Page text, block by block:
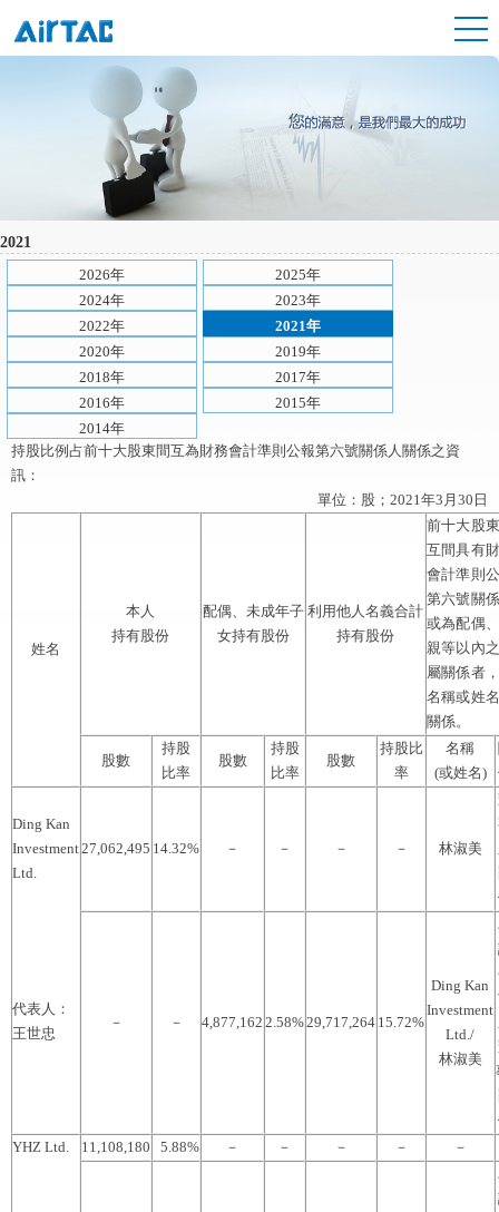
2021
2026年
2025年
2024年
2023年
2022年
2021年
2020年
2019年
2018年
2017年
2016年
2015年
2014年
持股比例占前十大股東間互為財務會計準則公報第六號關係人關係之資
訊：
單位：股；2021年3月30日
姓名
本人
持有股份
配偶、未成年子
女持有股份
利用他人名義合計
持有股份
前十大股
互間具有
會計準則
第六號關
或為配偶
親等以內
屬關係者
名稱或姓
關係。
股數
持股
比率
股數
持股
比率
股數
持股比
率
名稱
(或姓名)
Ding Kan
Investment
Ltd.
27,062,495 14.32% － － － － 林淑美
代表人：
王世忠
－ － 4,877,162 2.58%29,717,264 15.72%
Ding Kan
Investment
Ltd./
林淑美
YHZ Ltd.
11,108,180 5.88% － － － － －